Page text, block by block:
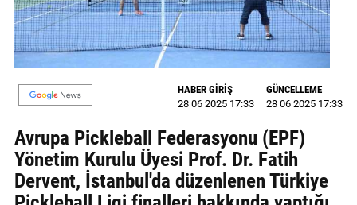
GALERİ
VİDEO
BİZE
ULAŞIN
Künye
İletişim
HABER GİRİŞ
28 06 2025 17:33
GÜNCELLEME
28 06 2025 17:33
Avrupa Pickleball Federasyonu (EPF)
Yönetim Kurulu Üyesi Prof. Dr. Fatih
Dervent, İstanbul'da düzenlenen Türkiye